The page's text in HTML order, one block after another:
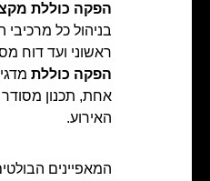
הפקה כוללת
בניהול כל מרכיבי
ראשוני ועד דוח
הפקה כוללת
אחת, תכנון מסודר
האירוע.
המאפיינים